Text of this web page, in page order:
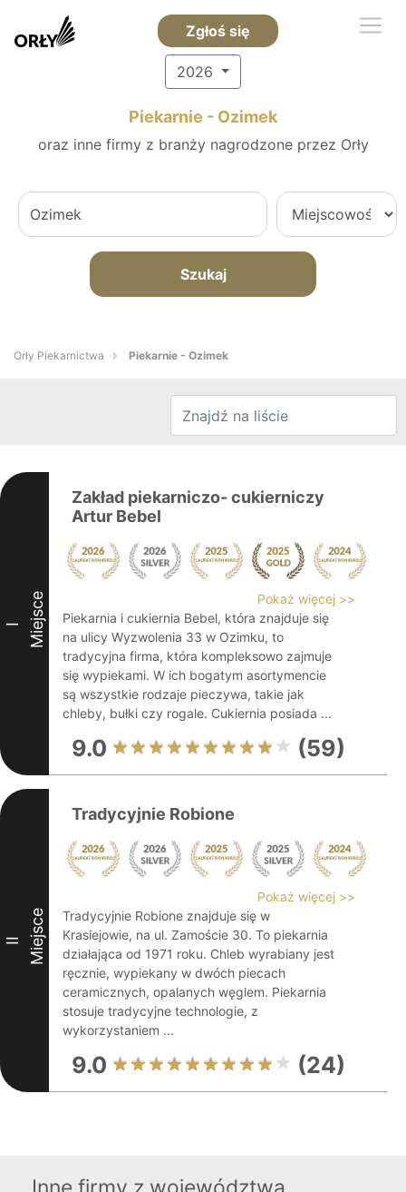
Zgłoś się
2026
Piekarnie - Ozimek
oraz inne firmy z branży nagrodzone przez Orły
Szukaj
Orły Piekarnictwa Piekarnie - Ozimek
I Miejsce
Zakład piekarniczo- cukierniczy
Artur Bebel
Pokaż więcej >>
Piekarnia i cukiernia Bebel, która znajduje się
na ulicy Wyzwolenia 33 w Ozimku, to
tradycyjna firma, która kompleksowo zajmuje
się wypiekami. W ich bogatym asortymencie
są wszystkie rodzaje pieczywa, takie jak
chleby, bułki czy rogale. Cukiernia posiada ...
9.0 (59)
II Miejsce
Tradycyjnie Robione
Pokaż więcej >>
Tradycyjnie Robione znajduje się w
Krasiejowie, na ul. Zamoście 30. To piekarnia
działająca od 1971 roku. Chleb wyrabiany jest
ręcznie, wypiekany w dwóch piecach
ceramicznych, opalanych węglem. Piekarnia
stosuje tradycyjne technologie, z
wykorzystaniem ...
9.0 (24)